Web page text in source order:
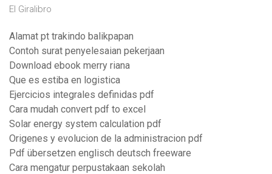
El Giralibro
Alamat pt trakindo balikpapan
Contoh surat penyelesaian pekerjaan
Download ebook merry riana
Que es estiba en logistica
Ejercicios integrales definidas pdf
Cara mudah convert pdf to excel
Solar energy system calculation pdf
Origenes y evolucion de la administracion pdf
Pdf übersetzen englisch deutsch freeware
Cara mengatur perpustakaan sekolah